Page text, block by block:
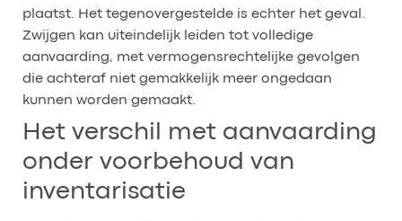
plaatst. Het tegenovergestelde is echter het geval.
Zwijgen kan uiteindelijk leiden tot volledige
aanvaarding, met vermogensrechtelijke gevolgen
die achteraf niet gemakkelijk meer ongedaan
kunnen worden gemaakt.
Het verschil met aanvaarding
onder voorbehoud van
inventarisatie